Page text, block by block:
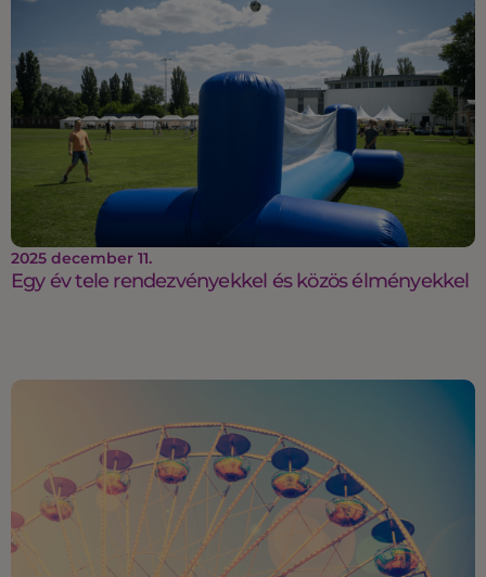
2025 december 11.
Egy év tele rendezvényekkel és közös élményekkel